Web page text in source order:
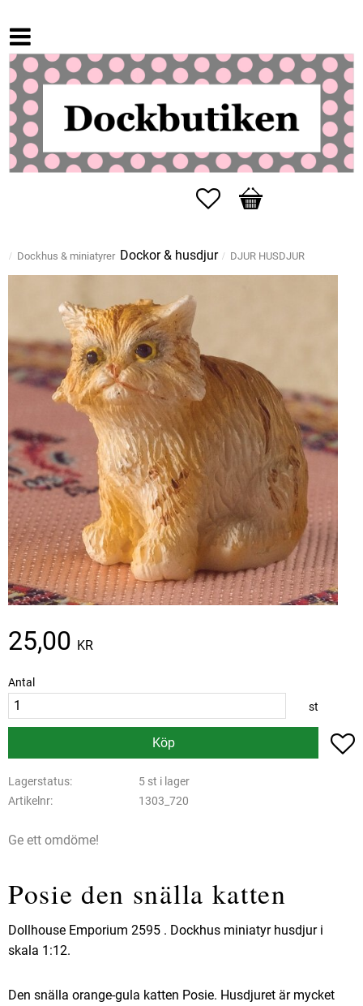
Favoriter
Kundvagn
Dockhus & miniatyrer Dockor & husdjur DJUR HUSDJUR
25,00 KR
Antal
st
Köp
Lagerstatus
5 st i lager
Artikelnr
1303_720
Ge ett omdöme!
Posie den snälla katten
Dollhouse Emporium 2595 . Dockhus miniatyr husdjur i
skala 1:12.
Den snälla orange-gula katten Posie. Husdjuret är mycket